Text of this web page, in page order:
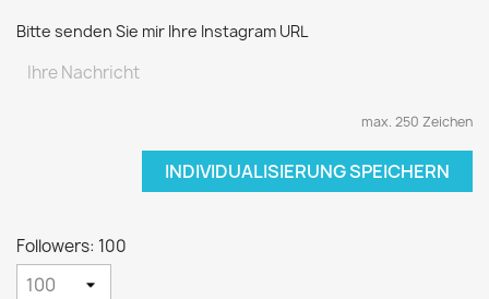
Bitte senden Sie mir Ihre Instagram URL
max. 250 Zeichen
INDIVIDUALISIERUNG SPEICHERN
Followers: 100